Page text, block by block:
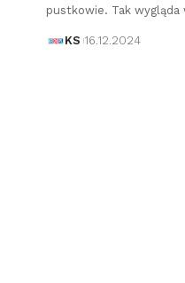
pustkowie. Tak wygląda
KS 16.12.2024